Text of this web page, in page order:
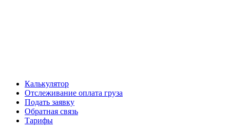
Калькулятор
Отслеживание оплата груза
Подать заявку
Обратная связь
Тарифы